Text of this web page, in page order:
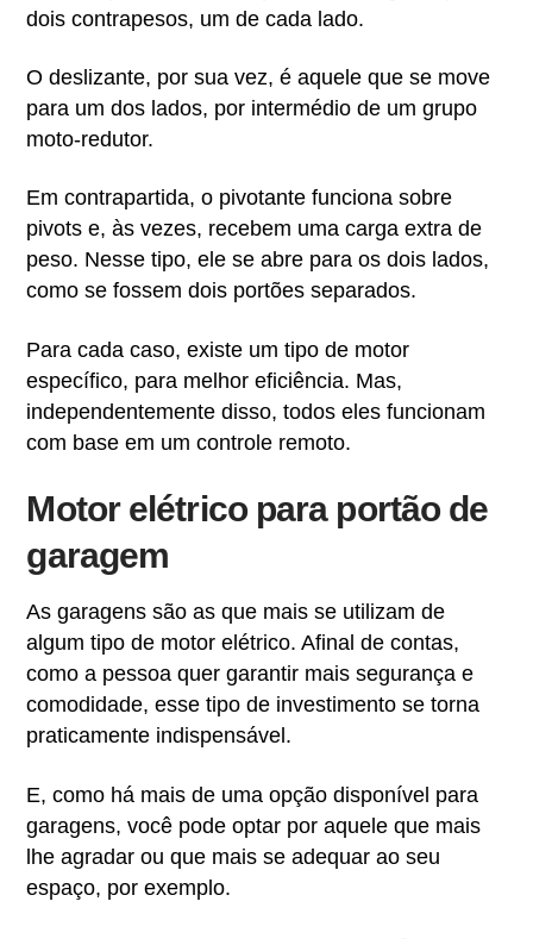
dois contrapesos, um de cada lado.
O deslizante, por sua vez, é aquele que se move
para um dos lados, por intermédio de um grupo
moto-redutor.
Em contrapartida, o pivotante funciona sobre
pivots e, às vezes, recebem uma carga extra de
peso. Nesse tipo, ele se abre para os dois lados,
como se fossem dois portões separados.
Para cada caso, existe um tipo de motor
específico, para melhor eficiência. Mas,
independentemente disso, todos eles funcionam
com base em um controle remoto.
Motor elétrico para portão de
garagem
As garagens são as que mais se utilizam de
algum tipo de motor elétrico. Afinal de contas,
como a pessoa quer garantir mais segurança e
comodidade, esse tipo de investimento se torna
praticamente indispensável.
E, como há mais de uma opção disponível para
garagens, você pode optar por aquele que mais
lhe agradar ou que mais se adequar ao seu
espaço, por exemplo.